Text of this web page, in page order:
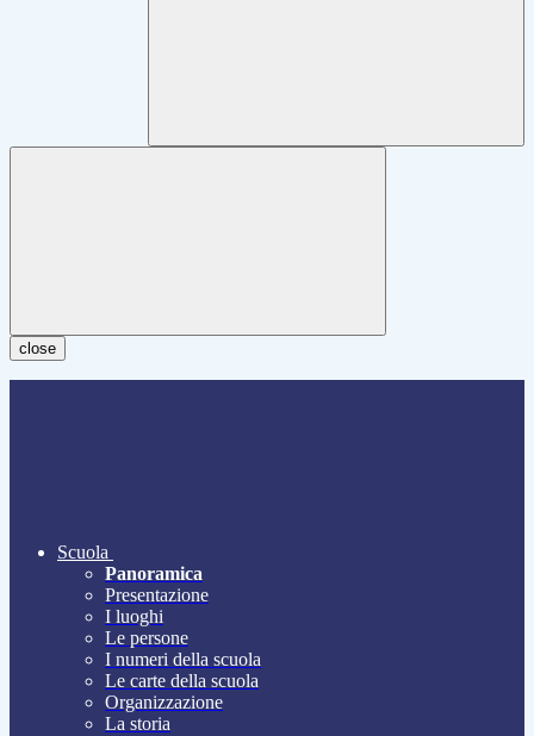
close
Scuola
Panoramica
Presentazione
I luoghi
Le persone
I numeri della scuola
Le carte della scuola
Organizzazione
La storia